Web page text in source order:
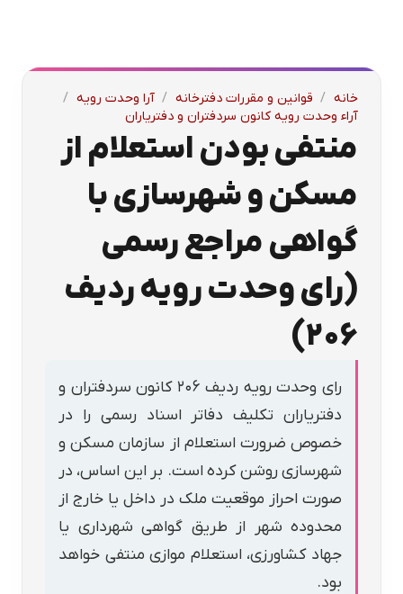
خانه / قوانین و مقررات دفترخانه / آرا وحدت رویه /
آراء وحدت رویه کانون سردفتران و دفتریاران
منتفی بودن استعلام از
مسکن و شهرسازی با
گواهی مراجع رسمی
(رای وحدت رویه ردیف
۲۰۶)
رای وحدت رویه ردیف ۲۰۶ کانون سردفتران و
دفتریاران تکلیف دفاتر اسناد رسمی را در
خصوص ضرورت استعلام از سازمان مسکن و
شهرسازی روشن کرده است. بر این اساس، در
صورت احراز موقعیت ملک در داخل یا خارج از
محدوده شهر از طریق گواهی شهرداری یا
جهاد کشاورزی، استعلام موازی منتفی خواهد
بود.